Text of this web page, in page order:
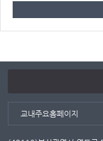
교내주요홈페이지